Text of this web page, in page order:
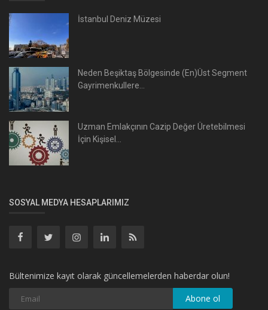
İstanbul Deniz Müzesi
Neden Beşiktaş Bölgesinde (En)Üst Segment
Gayrimenkullere...
Uzman Emlakçının Cazip Değer Üretebilmesi
İçin Kişisel...
SOSYAL MEDYA HESAPLARIMIZ
Bültenimize kayıt olarak güncellemelerden haberdar olun!
Abone ol